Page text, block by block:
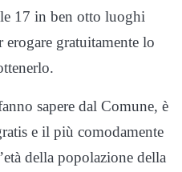
17 in ben otto luoghi
gratuitamente lo
sapere dal Comune, è
e il più comodamente
della popolazione della